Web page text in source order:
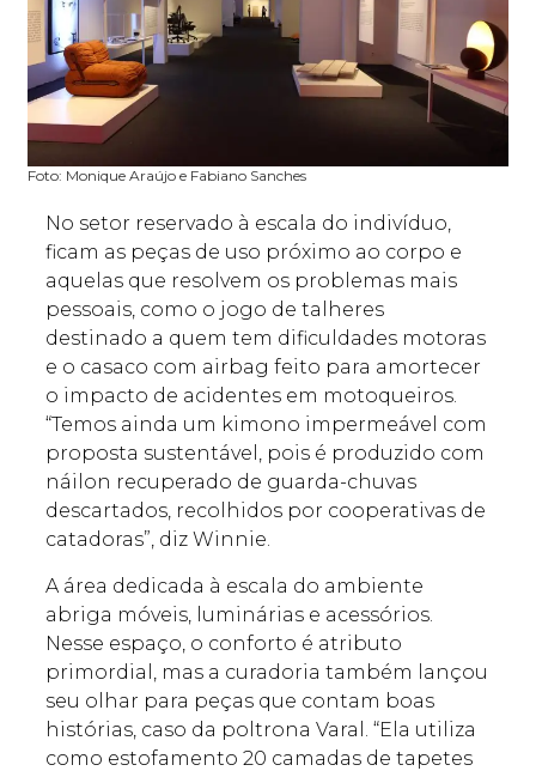
Foto: Monique Araújo e Fabiano Sanches
No setor reservado à escala do indivíduo,
ficam as peças de uso próximo ao corpo e
aquelas que resolvem os problemas mais
pessoais, como o jogo de talheres
destinado a quem tem dificuldades motoras
e o casaco com airbag feito para amortecer
o impacto de acidentes em motoqueiros.
“Temos ainda um kimono impermeável com
proposta sustentável, pois é produzido com
náilon recuperado de guarda-chuvas
descartados, recolhidos por cooperativas de
catadoras”, diz Winnie.
A área dedicada à escala do ambiente
abriga móveis, luminárias e acessórios.
Nesse espaço, o conforto é atributo
primordial, mas a curadoria também lançou
seu olhar para peças que contam boas
histórias, caso da poltrona Varal. “Ela utiliza
como estofamento 20 camadas de tapetes